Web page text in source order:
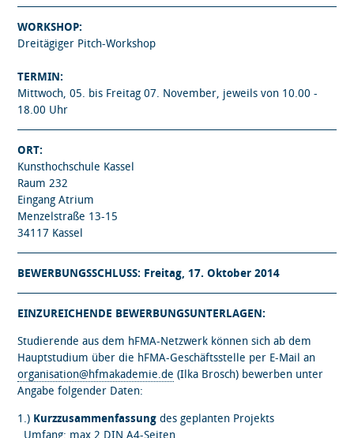
WORKSHOP:
Dreitägiger Pitch-Workshop
TERMIN:
Mittwoch, 05. bis Freitag 07. November, jeweils von 10.00 -
18.00 Uhr
ORT:
Kunsthochschule Kassel
Raum 232
Eingang Atrium
Menzelstraße 13-15
34117 Kassel
BEWERBUNGSSCHLUSS: Freitag, 17. Oktober 2014
EINZUREICHENDE BEWERBUNGSUNTERLAGEN:
Studierende aus dem hFMA-Netzwerk können sich ab dem
Hauptstudium über die hFMA-Geschäftsstelle per E-Mail an
organisation@hfmakademie.de (Ilka Brosch) bewerben unter
Angabe folgender Daten:
1.) Kurzzusammenfassung des geplanten Projekts